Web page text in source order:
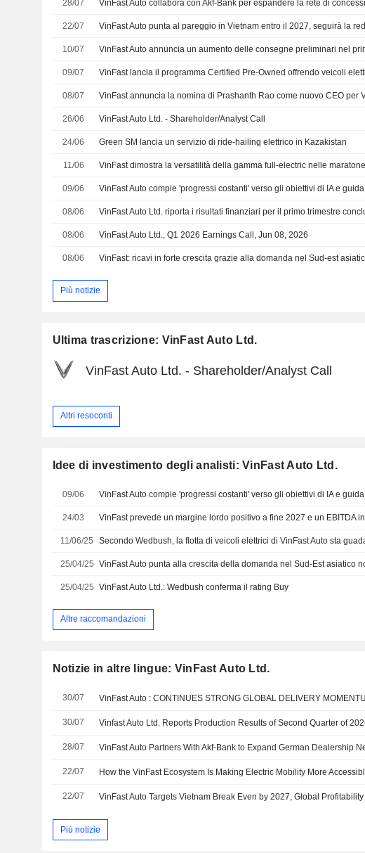
28/07
22/07
10/07
09/07
08/07
26/06 VinFast Auto Ltd. - Shareholder/Analyst Call
24/06 Green SM lancia un servizio di ride-hailing elettrico in Kazakistan
11/06
09/06
08/06
08/06 VinFast Auto Ltd., Q1 2026 Earnings Call, Jun 08, 2026
08/06
Più notizie
Ultima trascrizione: VinFast Auto Ltd.
VinFast Auto Ltd. - Shareholder/Analyst Call
Altri resoconti
Idee di investimento degli analisti: VinFast Auto Ltd.
09/06
24/03
11/06/25
25/04/25
25/04/25 VinFast Auto Ltd.: Wedbush conferma il rating Buy
Altre raccomandazioni
Notizie in altre lingue: VinFast Auto Ltd.
30/07
30/07 Vinfast Auto Ltd. Reports Production Results of Second Quarter of
28/07 VinFast Auto Partners With Akf-Bank to Expand German Dealership
22/07
22/07 VinFast Auto Targets Vietnam Break Even by 2027, Global
Più notizie